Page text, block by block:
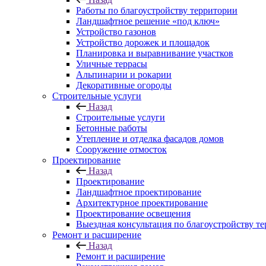
Работы по благоустройству территории
Ландшафтное решение «под ключ»
Устройство газонов
Устройство дорожек и площадок
Планировка и выравнивание участков
Уличные террасы
Альпинарии и рокарии
Декоративные огороды
Строительные услуги
Назад
Строительные услуги
Бетонные работы
Утепление и отделка фасадов домов
Сооружение отмосток
Проектирование
Назад
Проектирование
Ландшафтное проектирование
Архитектурное проектирование
Проектирование освещения
Выездная консультация по благоустройству
Ремонт и расширение
Назад
Ремонт и расширение